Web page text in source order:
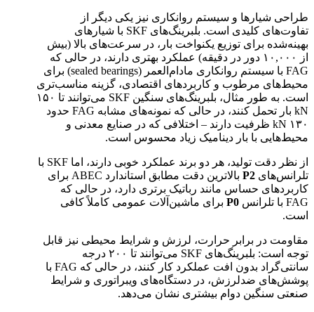
طراحی شیارها و سیستم روانکاری نیز یکی دیگر از
تفاوت‌های کلیدی است. بلبرینگ‌های SKF با شیارهای
بهینه‌شده برای توزیع یکنواخت بار، در سرعت‌های بالا (بیش
از ۱۰,۰۰۰ دور در دقیقه) عملکرد بهتری دارند، در حالی که
FAG با سیستم روانکاری مادام‌العمر (sealed bearings) برای
محیط‌های مرطوب و کاربردهای اقتصادی، گزینه مناسب‌تری
است. به طور مثال، بلبرینگ‌های سنگین SKF می‌توانند تا ۱۵۰
kN بار تحمل کنند، در حالی که نمونه‌های مشابه FAG حدود
۱۳۰ kN ظرفیت دارند – اختلافی که در صنایع معدنی و
محیط‌هایی با بار دینامیک زیاد محسوس است.
از نظر دقت تولید، هر دو برند عملکرد خوبی دارند، اما SKF با
تلرانس‌های P2
بالاترین دقت مطابق استاندارد ABEC برای
کاربردهای حساس مانند رباتیک برتری دارد، در حالی که
FAG با تلرانس
P0 برای ماشین‌آلات عمومی کاملاً کافی
است.
مقاومت در برابر حرارت، لرزش و شرایط محیطی نیز قابل
توجه است: بلبرینگ‌های SKF می‌توانند تا ۲۰۰ درجه
سانتی‌گراد بدون افت عملکرد کار کنند، در حالی که FAG با
پوشش‌های ضدلرزش، در دستگاه‌های ویبراتوری و شرایط
صنعتی سنگین دوام بیشتری نشان می‌دهد.